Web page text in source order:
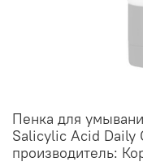
Пенка для
Salicylic Acid Daily
производитель: